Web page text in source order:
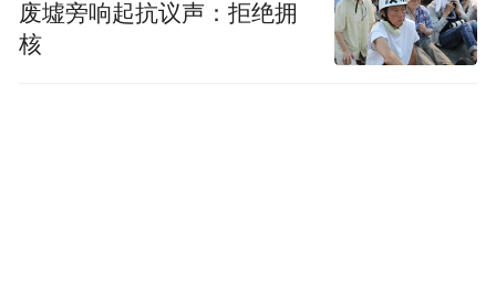
废墟旁响起抗议声：拒绝拥
核